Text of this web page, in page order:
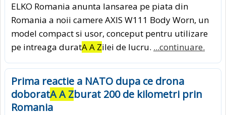
ELKO Romania anunta lansarea pe piata din
Romania a noii camere AXIS W111 Body Worn, un
model compact si usor, conceput pentru utilizare
pe intreaga duratA A Zilei de lucru. ...continuare.
Prima reactie a NATO dupa ce drona
doboratA A Zburat 200 de kilometri prin
Romania